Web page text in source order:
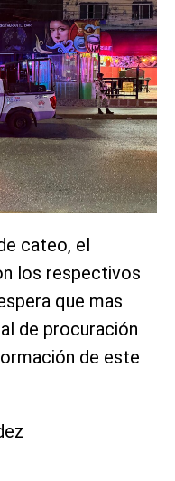
cateo, el
los respectivos
que mas
de procuración
de este